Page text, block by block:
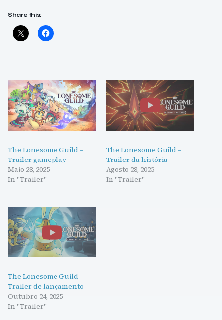
Share this:
The Lonesome Guild –
Trailer gameplay
Maio 28, 2025
In "Trailer"
The Lonesome Guild –
Trailer da história
Agosto 28, 2025
In "Trailer"
The Lonesome Guild –
Trailer de lançamento
Outubro 24, 2025
In "Trailer"